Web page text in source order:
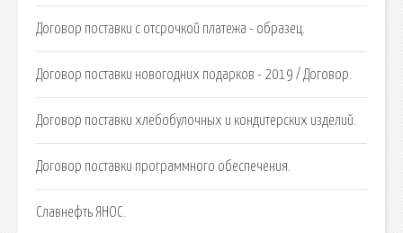
Договор поставки с отсрочкой платежа - образец.
Договор поставки новогодних подарков - 2019 / Договор.
Договор поставки хлебобулочных и кондитерских изделий.
Договор поставки программного обеспечения.
Славнефть ЯНОС.